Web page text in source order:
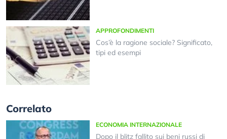
APPROFONDIMENTI
Cos’è la ragione sociale? Significato,
tipi ed esempi
Correlato
ECONOMIA INTERNAZIONALE
Dopo il blitz fallito sui beni russi di